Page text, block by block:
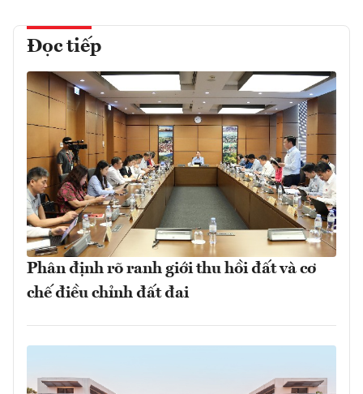
Đọc tiếp
Phân định rõ ranh giới thu hồi đất và cơ
chế điều chỉnh đất đai